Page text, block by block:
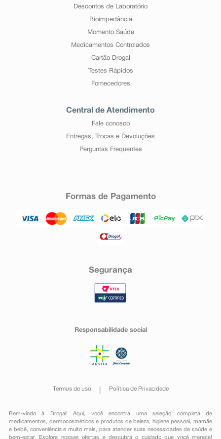
Descontos de Laboratório
Bioimpedância
Momento Saúde
Medicamentos Controlados
Cartão Drogal
Testes Rápidos
Fornecedores
Central de Atendimento
Fale conosco
Entregas, Trocas e Devoluções
Perguntas Frequentes
Formas de Pagamento
Segurança
Responsabilidade social
Termos de uso Política de Privacidade
Bem-vindo à Drogal! Aqui, você encontra uma seleção completa de
medicamentos , dermocosméticos e produtos de beleza, higiene pessoal ,mamãe
e bebê, conveniênciae muito mais, para atender suas necessidades de saúde e
bem-estar. Explore nossas ofertas e descubra o cuidado que você merece!